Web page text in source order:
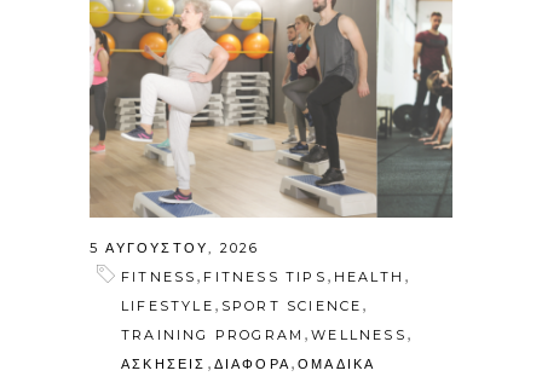
5 ΑΥΓΟΎΣΤΟΥ, 2026
FITNESS , FITNESS TIPS , HEALTH ,
LIFESTYLE , SPORT SCIENCE ,
TRAINING PROGRAM ,WELLNESS ,
ΑΣΚΗΣΕΙΣ , ΔΙΑΦΟΡΑ ,ΟΜΑΔΙΚΑ